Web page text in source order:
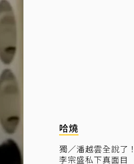
哈燒
獨／潘越雲全說了
李宗盛私下真面目